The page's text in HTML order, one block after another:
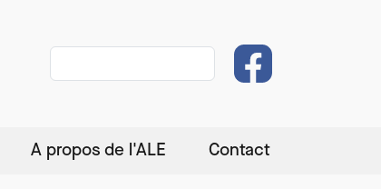
A propos de l'ALE Contact